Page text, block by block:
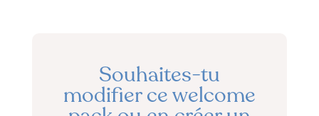
Souhaites-tu
modifier ce welcome